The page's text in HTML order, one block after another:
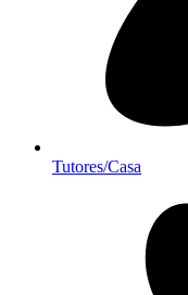
Tutores/Casa